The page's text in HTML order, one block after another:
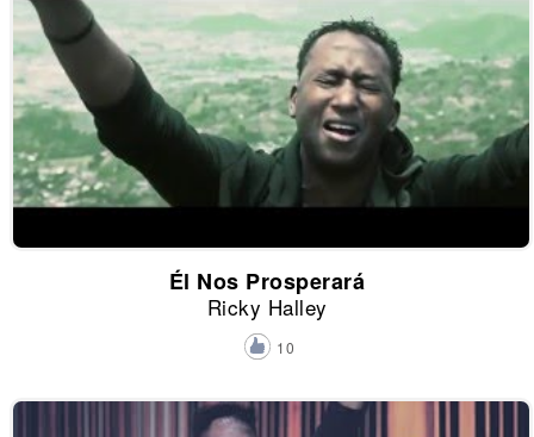
Él Nos Prosperará
Ricky Halley
10